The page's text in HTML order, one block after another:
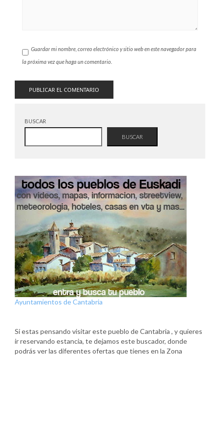
Guardar mi nombre, correo electrónico y sitio web en este navegador para
la próxima vez que haga un comentario.
BUSCAR
BUSCAR
Ayuntamientos de Cantabria
Si estas pensando visitar este pueblo de Cantabria , y quieres
ir reservando estancia, te dejamos este buscador, donde
podrás ver las diferentes ofertas que tienes en la Zona